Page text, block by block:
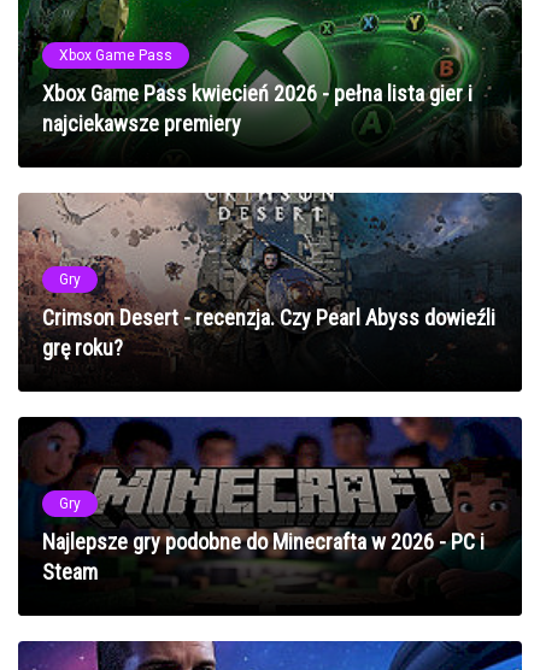
Xbox Game Pass
Xbox Game Pass kwiecień 2026 - pełna lista gier i
najciekawsze premiery
Gry
Crimson Desert - recenzja. Czy Pearl Abyss dowieźli
grę roku?
Gry
Najlepsze gry podobne do Minecrafta w 2026 - PC i
Steam